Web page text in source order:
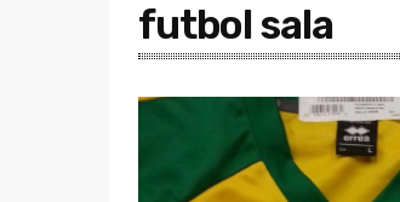
futbol sala